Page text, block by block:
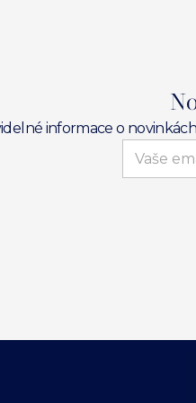
informace o